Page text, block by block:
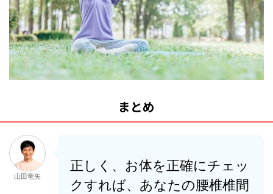
まとめ
山田竜矢
正しく、お体を正確にチェッ
クすれば、あなたの腰椎椎間